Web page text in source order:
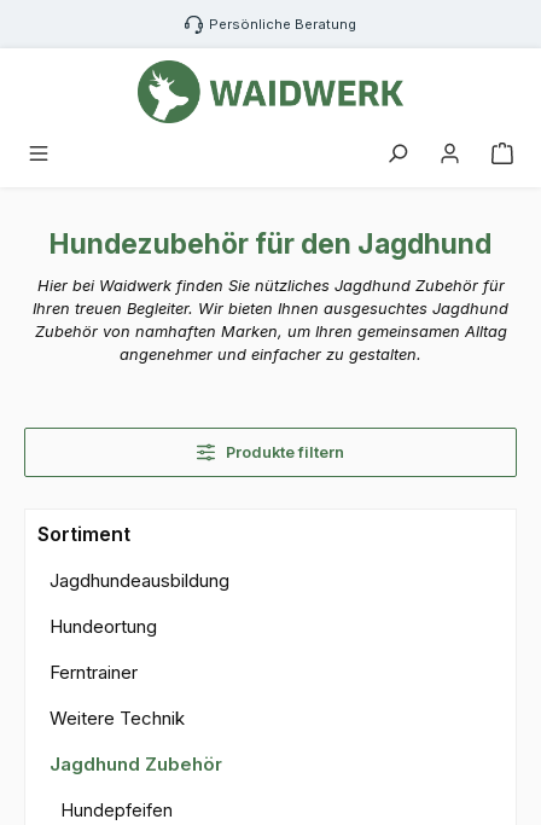
Zum Hauptinhalt springen Persönliche Beratung
Hundezubehör für den Jagdhund
Hier bei Waidwerk finden Sie nützliches Jagdhund Zubehör für
Ihren treuen Begleiter. Wir bieten Ihnen ausgesuchtes Jagdhund
Zubehör von namhaften Marken, um Ihren gemeinsamen Alltag
angenehmer und einfacher zu gestalten.
Produkte filtern
Sortiment
Jagdhundeausbildung
Hundeortung
Ferntrainer
Weitere Technik
Jagdhund Zubehör
Hundepfeifen